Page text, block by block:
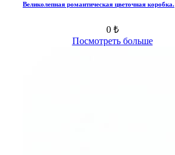
Великолепная романтическая цветочная коробка.
0 ₺
Посмотреть больше